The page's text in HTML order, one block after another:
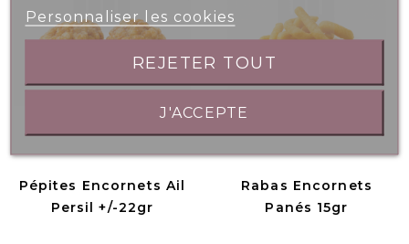
Pépites Encornets Ail
Persil +/-22gr
Rabas Encornets
Panés 15gr
Personnaliser les cookies
REJETER TOUT
J'ACCEPTE